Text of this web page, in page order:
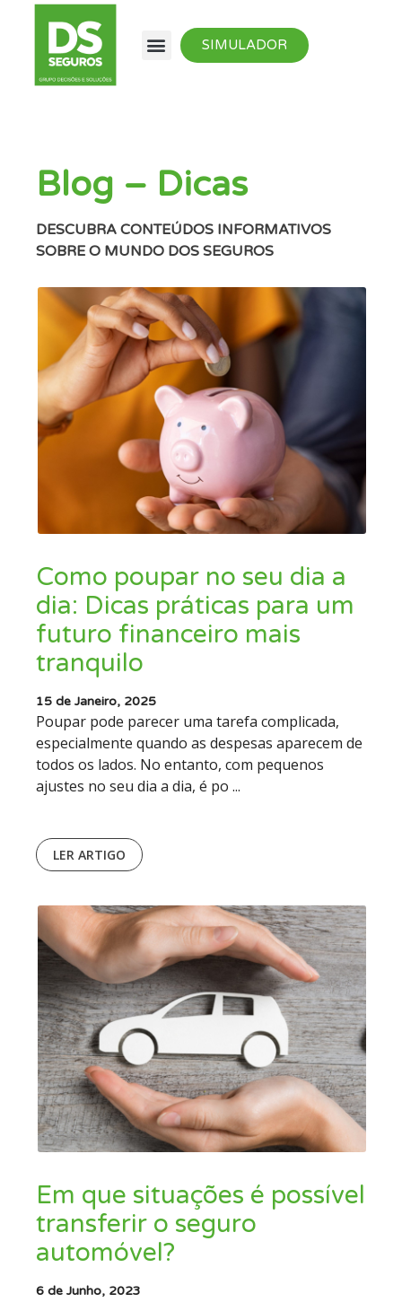
SIMULADOR
Blog – Dicas
DESCUBRA CONTEÚDOS INFORMATIVOS
SOBRE O MUNDO DOS SEGUROS
Como poupar no seu dia a
dia: Dicas práticas para um
futuro financeiro mais
tranquilo
15 de Janeiro, 2025
Poupar pode parecer uma tarefa complicada,
especialmente quando as despesas aparecem de
todos os lados. No entanto, com pequenos
ajustes no seu dia a dia, é po ...
LER ARTIGO
Em que situações é possível
transferir o seguro
automóvel?
6 de Junho, 2023